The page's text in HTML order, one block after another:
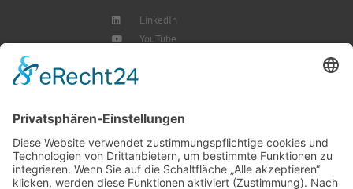
LinkedIn
YouTube
NEWSLETTER ABBONIEREN
SCHREIBEN SIE UNS